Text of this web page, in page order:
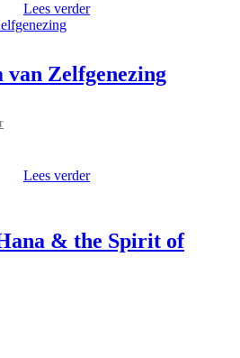
Lees verder
van Zelfgenezing
Lees verder
& the Spirit of